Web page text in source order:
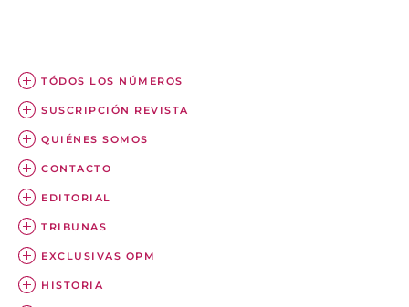
TÓDOS LOS NÚMEROS
SUSCRIPCIÓN REVISTA
QUIÉNES SOMOS
CONTACTO
EDITORIAL
TRIBUNAS
EXCLUSIVAS OPM
HISTORIA